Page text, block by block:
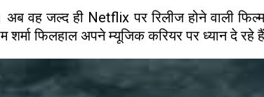
वह जल्द ही Netflix पर रिलीज होने वाली
फिलहाल अपने म्यूजिक करियर पर ध्यान दे रहे